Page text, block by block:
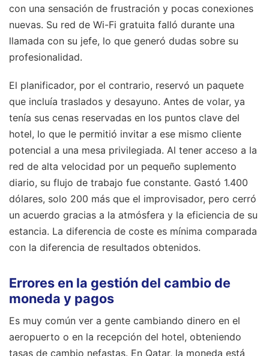
con una sensación de frustración y pocas conexiones
nuevas. Su red de Wi-Fi gratuita falló durante una
llamada con su jefe, lo que generó dudas sobre su
profesionalidad.
El planificador, por el contrario, reservó un paquete
que incluía traslados y desayuno. Antes de volar, ya
tenía sus cenas reservadas en los puntos clave del
hotel, lo que le permitió invitar a ese mismo cliente
potencial a una mesa privilegiada. Al tener acceso a la
red de alta velocidad por un pequeño suplemento
diario, su flujo de trabajo fue constante. Gastó 1.400
dólares, solo 200 más que el improvisador, pero cerró
un acuerdo gracias a la atmósfera y la eficiencia de su
estancia. La diferencia de coste es mínima comparada
con la diferencia de resultados obtenidos.
Errores en la gestión del cambio de
moneda y pagos
Es muy común ver a gente cambiando dinero en el
aeropuerto o en la recepción del hotel, obteniendo
tasas de cambio nefastas. En Qatar, la moneda está